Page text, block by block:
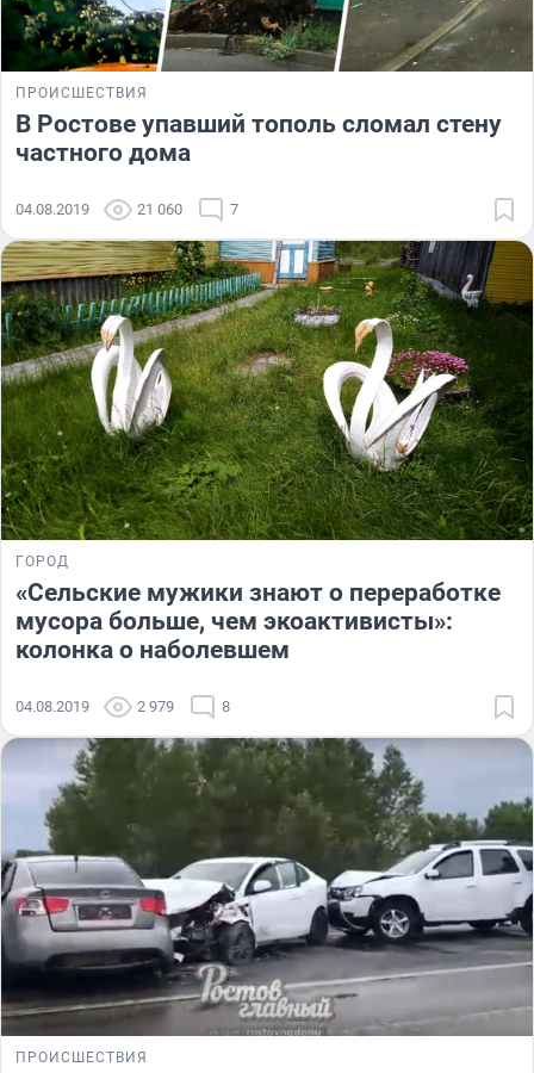
ПРОИСШЕСТВИЯ
В Ростове упавший тополь сломал стену
частного дома
04.08.2019 21 060 7
ГОРОД
«Сельские мужики знают о переработке
мусора больше, чем экоактивисты»:
колонка о наболевшем
04.08.2019 2 979 8
ПРОИСШЕСТВИЯ